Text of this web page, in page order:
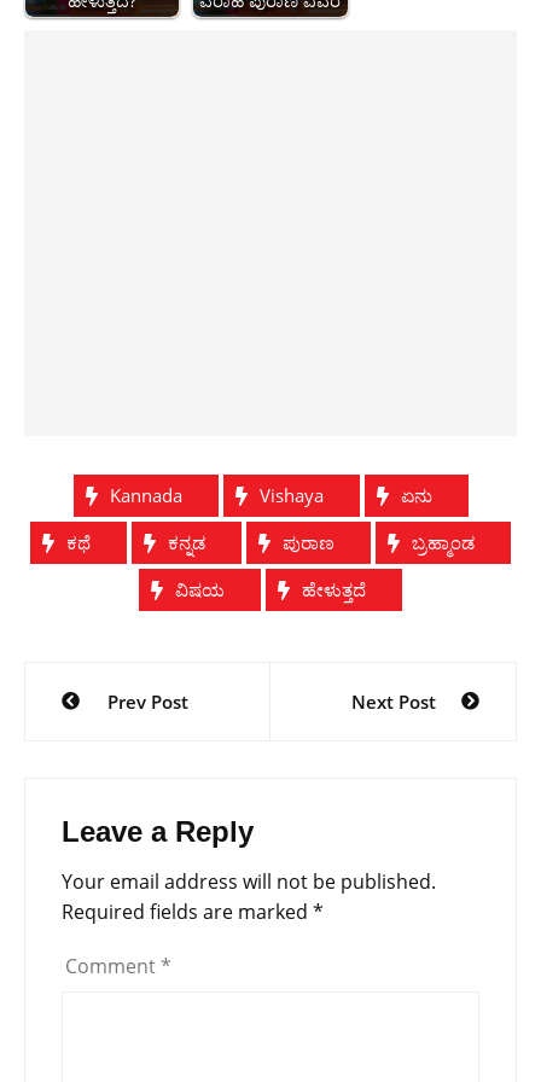
Kannada Vishaya
ಏನು
ಕಥೆ
ಕನ್ನಡ ಪುರಾಣ
ಬ್ರಹ್ಮಾಂಡ
ವಿಷಯ
ಹೇಳುತ್ತದೆ
Post
navigation
Prev Post Next Post
Leave a Reply
Your email address will not be published.
Required fields are marked *
Comment *